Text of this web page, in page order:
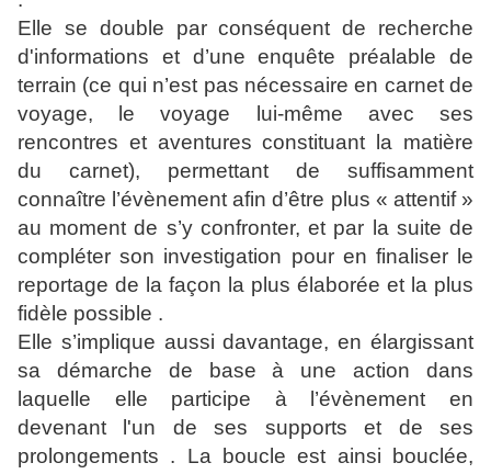
Elle se double par conséquent de recherche
d'informations et d’une enquête préalable de
terrain (ce qui n’est pas nécessaire en carnet de
voyage, le voyage lui-même avec ses
rencontres et aventures constituant la matière
du carnet), permettant de suffisamment
connaître l’évènement afin d’être plus « attentif »
au moment de s’y confronter, et par la suite de
compléter son investigation pour en finaliser le
reportage de la façon la plus élaborée et la plus
fidèle possible .
Elle s’implique aussi davantage, en élargissant
sa démarche de base à une action dans
laquelle elle participe à l’évènement en
devenant l'un de ses supports et de ses
prolongements . La boucle est ainsi bouclée,